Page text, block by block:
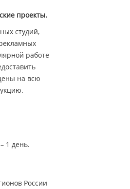
проекты.
студий,
работе
на всю
1 день.
России